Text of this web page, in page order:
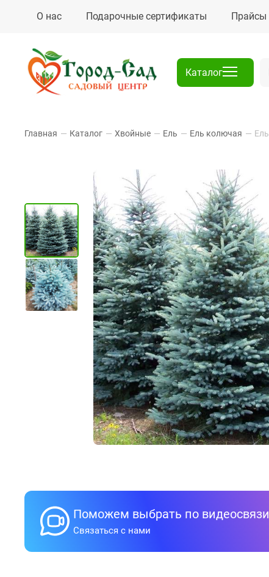
О нас Подарочные сертификаты Прайсы
Каталог
Главная — Каталог — Хвойные — Ель — Ель колючая —
Поможем выбрать по видеосвязи
Связаться с нами